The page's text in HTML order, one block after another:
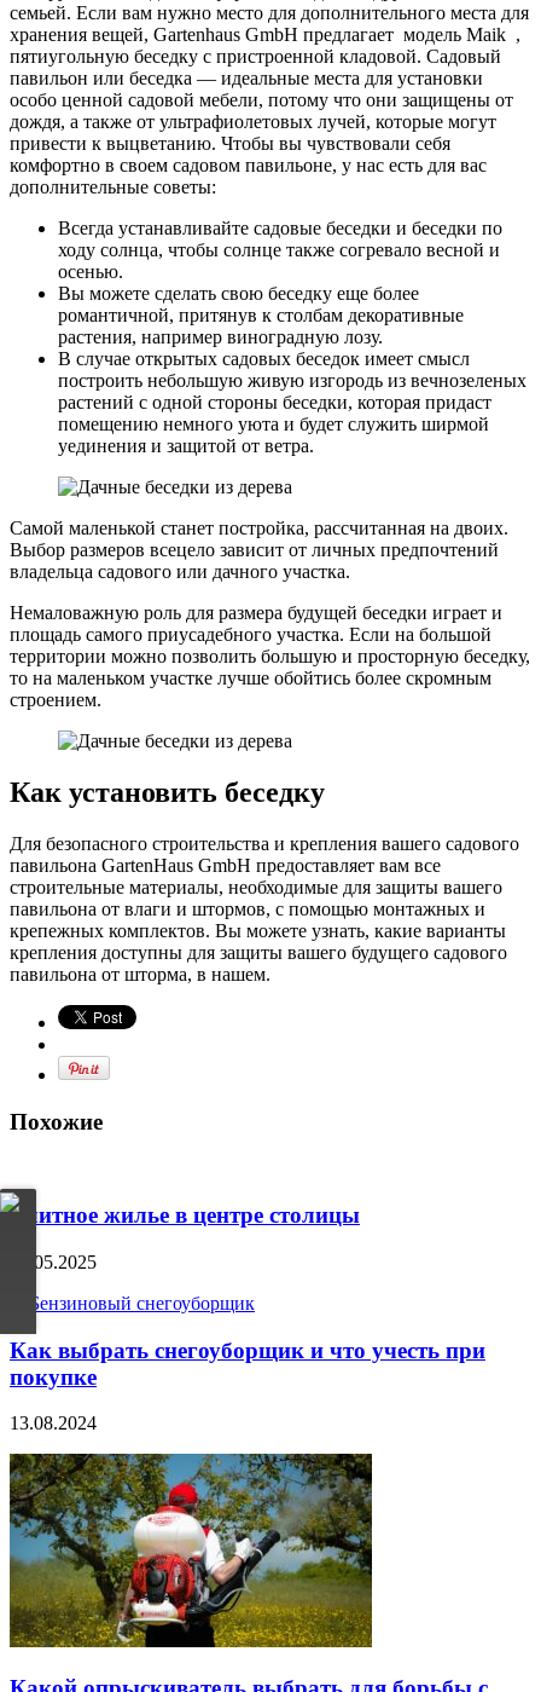
семьей. Если вам нужно место для дополнительного места для
хранения вещей, Gartenhaus GmbH предлагает модель Maik ,
пятиугольную беседку с пристроенной кладовой. Садовый
павильон или беседка — идеальные места для установки
особо ценной садовой мебели, потому что они защищены от
дождя, а также от ультрафиолетовых лучей, которые могут
привести к выцветанию. Чтобы вы чувствовали себя
комфортно в своем садовом павильоне, у нас есть для вас
дополнительные советы:
Всегда устанавливайте садовые беседки и беседки по
ходу солнца, чтобы солнце также согревало весной и
осенью.
Вы можете сделать свою беседку еще более
романтичной, притянув к столбам декоративные
растения, например виноградную лозу.
В случае открытых садовых беседок имеет смысл
построить небольшую живую изгородь из вечнозеленых
растений с одной стороны беседки, которая придаст
помещению немного уюта и будет служить ширмой
уединения и защитой от ветра.
Самой маленькой станет постройка, рассчитанная на двоих.
Выбор размеров всецело зависит от личных предпочтений
владельца садового или дачного участка.
Немаловажную роль для размера будущей беседки играет и
площадь самого приусадебного участка. Если на большой
территории можно позволить большую и просторную беседку,
то на маленьком участке лучше обойтись более скромным
строением.
Как установить беседку
Для безопасного строительства и крепления вашего садового
павильона GartenHaus GmbH предоставляет вам все
строительные материалы, необходимые для защиты вашего
павильона от влаги и штормов, с помощью монтажных и
крепежных комплектов. Вы можете узнать, какие варианты
крепления доступны для защиты вашего будущего садового
павильона от шторма, в нашем.
Похожие
Элитное жилье в центре столицы
20.05.2025
Как выбрать снегоуборщик и что учесть при
покупке
13.08.2024